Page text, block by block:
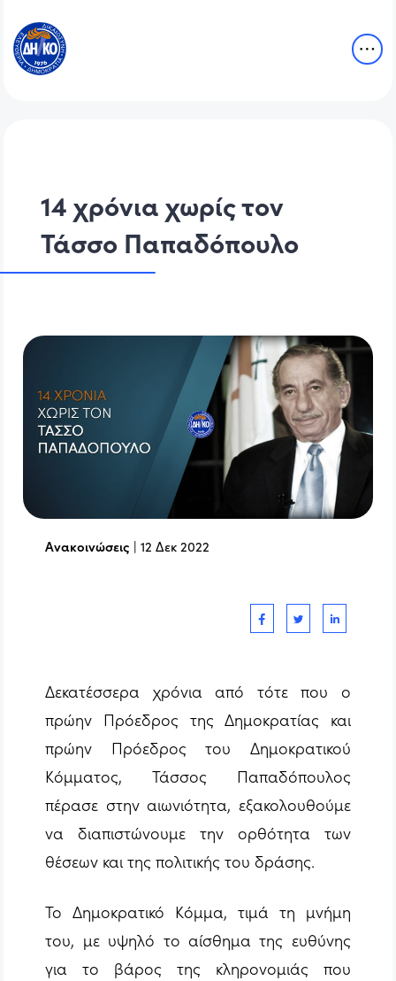
14 χρόνια χωρίς τον
Τάσσο Παπαδόπουλο
Ανακοινώσεις |12 Δεκ 2022
Δεκατέσσερα χρόνια από τότε που ο
πρώην Πρόεδρος της Δημοκρατίας και
πρώην Πρόεδρος του Δημοκρατικού
Κόμματος, Τάσσος Παπαδόπουλος
πέρασε στην αιωνιότητα, εξακολουθούμε
να διαπιστώνουμε την ορθότητα των
θέσεων και της πολιτικής του δράσης.
Το Δημοκρατικό Κόμμα, τιμά τη μνήμη
του, με υψηλό το αίσθημα της ευθύνης
για το βάρος της κληρονομιάς που